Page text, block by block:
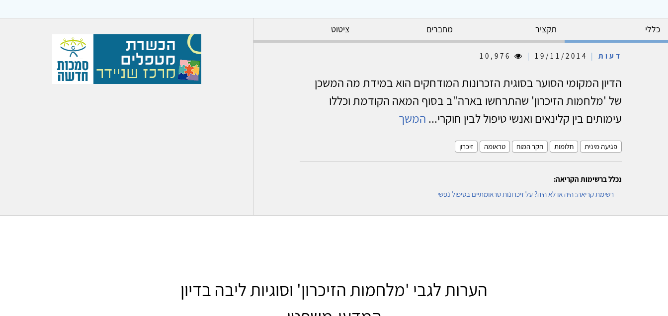
כללי תקציר מחברים ציטוט
דעות |
|
הדיון המקומי הסוער בסוגית הזכרונות המודחקים הוא במידת מה המשכן
של 'מלחמות הזיכרון' שהתרחשו בארה"ב בסוף המאה הקודמת וכללו
עימותים בין קלינאים ואנשי טיפול לבין חוקרי... המשך
פגיעה מינית חלומות חקר המוח טראומה זיכרון
נכלל ברשימות הקריאה:
רשימת קריאה: היה או לא היה? על זיכרונות טראומתיים בטיפול נפשי
הערות לגבי 'מלחמות הזיכרון' וסוגיות ליבה בדיון